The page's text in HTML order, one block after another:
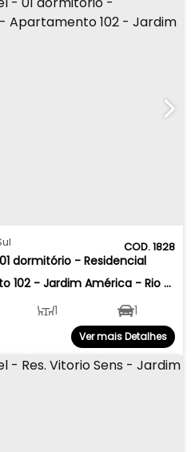
1828
dormitório - Residencial
102 - Jardim América - Rio
1 1
Ver mais Detalhes